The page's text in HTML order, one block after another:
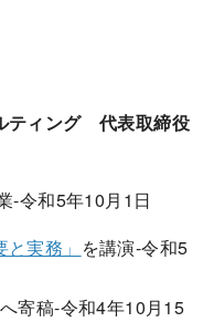
ティング 代表取締役
-令和5年10月1日
実務」 を講演-令和5
へ寄稿-令和4年10月15